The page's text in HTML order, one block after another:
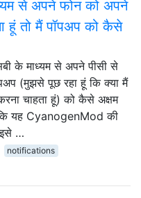
से अपने फोन को अपने
हूं तो मैं पॉपअप को कैसे
के माध्यम से अपने पीसी से
(मुझसे पूछ रहा हूं कि क्या मैं
चाहता हूं) को कैसे अक्षम
यह CyanogenMod की
…
notifications